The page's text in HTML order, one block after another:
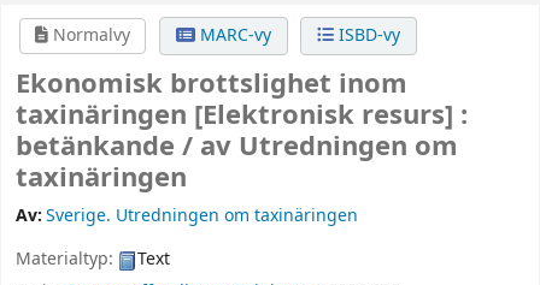
Normalvy
MARC-vy ISBD-vy
Ekonomisk brottslighet inom
taxinäringen [Elektronisk resurs] :
betänkande / av Utredningen om
taxinäringen
Av:Sverige. Utredningen om taxinäringen
Materialtyp:
Text